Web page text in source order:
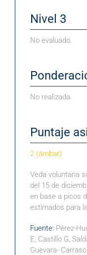
Nivel 3
No evaluado.
No realizada.
Puntaje
2 (ámbar)
Veda voluntaria
del 15 de
en base a picos
estimados para
Fuente: Pérez-
E, Castillo G,
Guevara-